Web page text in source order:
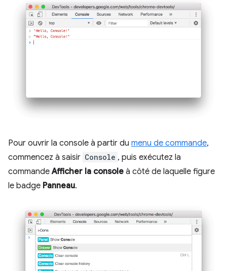
Pour ouvrir la console à partir du menu de commande,
commencez à saisir Console , puis exécutez la
commandeAfficher la console à côté de laquelle figure
le badge Panneau.